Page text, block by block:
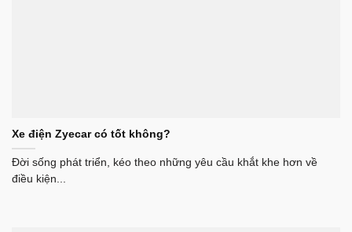
Xe điện Zyecar có tốt không?
Đời sống phát triển, kéo theo những yêu cầu khắt khe hơn về
điều kiện...